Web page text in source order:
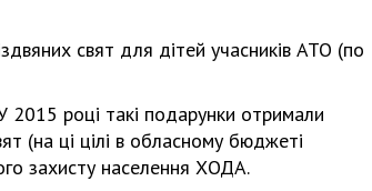
свят для дітей учасників АТО (по
2015 році такі подарунки отримали
(на ці цілі в обласному бюджеті
захисту населення ХОДА.
Харковом ширяться добрі вчинки